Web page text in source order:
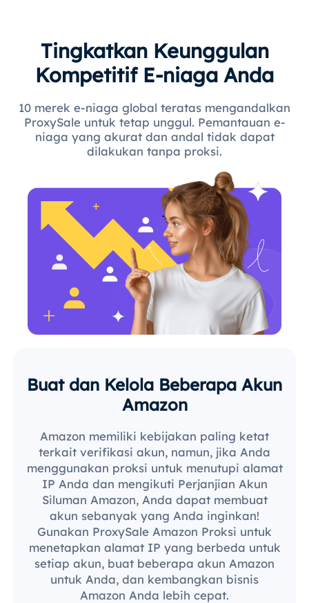
Tingkatkan Keunggulan
Kompetitif E-niaga Anda
10 merek e-niaga global teratas mengandalkan
ProxySale untuk tetap unggul. Pemantauan e-
niaga yang akurat dan andal tidak dapat
dilakukan tanpa proksi.
Buat dan Kelola Beberapa Akun
Amazon
Amazon memiliki kebijakan paling ketat
terkait verifikasi akun, namun, jika Anda
menggunakan proksi untuk menutupi alamat
IP Anda dan mengikuti Perjanjian Akun
Siluman Amazon, Anda dapat membuat
akun sebanyak yang Anda inginkan!
Gunakan ProxySale Amazon Proksi untuk
menetapkan alamat IP yang berbeda untuk
setiap akun, buat beberapa akun Amazon
untuk Anda, dan kembangkan bisnis
Amazon Anda lebih cepat.